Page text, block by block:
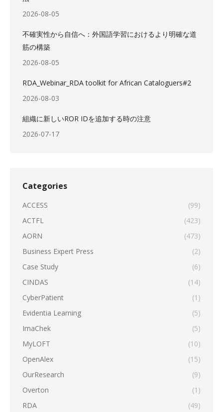
2026-08-05
不確実性から自信へ：外国語学習におけるより明確な道
筋の構築
2026-08-05
RDA_Webinar_RDA toolkit for African Cataloguers#2
2026-08-03
組織に新しいROR IDを追加する時の注意
2026-07-17
Categories
ACCESS
(99)
ACTFL
(423)
AORN
(473)
Business Expert Press
(2)
Case Study
(6)
CINDAS
(14)
CyberPatient
(1)
Evidentia Learning
(5)
ImaChek
(5)
MyLOFT
(10)
OpenAlex
(15)
OurResearch
(9)
Overton
(1)
RDA
(49)